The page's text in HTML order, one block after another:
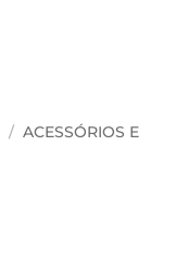
/ ACESSÓRIOS E